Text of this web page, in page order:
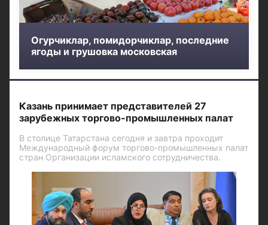
Огурчиклар, помидорчиклар, последние
ягоды и грушовка московская
Казань принимает представителей 27
зарубежных торгово-промышленных палат
В столице Татарстана сегодня и завтра проходит
Международный форум торгово-промышленных палат
стран Организации исламского сотрудничества.